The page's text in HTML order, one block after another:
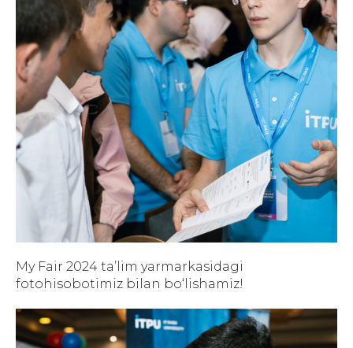
My Fair 2024 ta’lim yarmarkasidagi
fotohisobotimiz bilan bo‘lishamiz!